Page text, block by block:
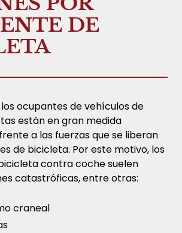
DE
ocupantes de vehículos de
están en gran medida
a las fuerzas que se liberan
de bicicleta. Por este motivo, los
contra coche suelen
catastróficas, entre otras:
craneal